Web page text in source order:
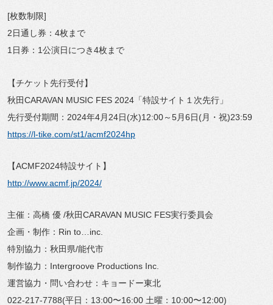
[枚数制限]
2日通し券：4枚まで
1日券：1公演日につき4枚まで
【チケット先行受付】
秋田CARAVAN MUSIC FES 2024「特設サイト１次先行」
先行受付期間：2024年4月24日(水)12:00～5月6日(月・祝)23:59
https://l-tike.com/st1/acmf2024hp
【ACMF2024特設サイト】
http://www.acmf.jp/2024/
主催：高橋 優 /秋田CARAVAN MUSIC FES実行委員会
企画・制作：Rin to…inc.
特別協力：秋田県/能代市
制作協力：Intergroove Productions Inc.
運営協力・問い合わせ：キョードー東北
022-217-7788(平日：13:00〜16:00 土曜：10:00〜12:00)